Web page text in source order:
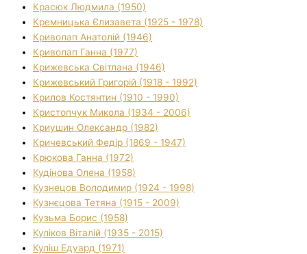
Красюк Людмила (1950)
Кремницька Єлизавета (1925 - 1978)
Криволап Анатолій (1946)
Криволап Ганна (1977)
Крижевська Світлана (1946)
Крижевський Григорій (1918 - 1992)
Крилов Костянтин (1910 - 1990)
Кристопчук Микола (1934 - 2006)
Криушин Олександр (1982)
Кричевський Федір (1869 - 1947)
Крюкова Ганна (1972)
Кудінова Олена (1958)
Кузнецов Володимир (1924 - 1998)
Кузнєцова Тетяна (1915 - 2009)
Кузьма Борис (1958)
Куліков Віталій (1935 - 2015)
Куліш Едуард (1971)